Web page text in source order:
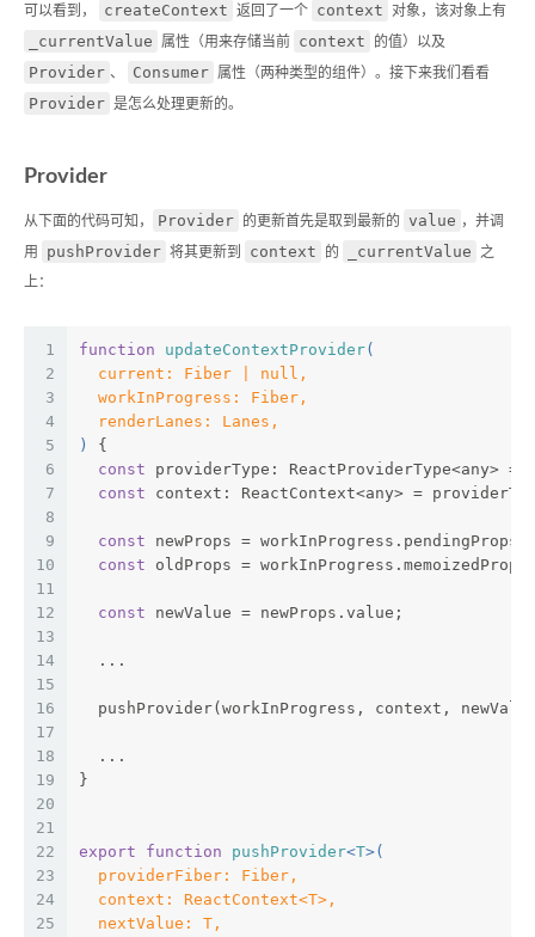
可以看到， createContext 返回了一个 context 对象，该对象上有
_currentValue 属性（用来存储当前 context 的值）以及
Provider 、 Consumer 属性（两种类型的组件）。接下来我们看看
Provider 是怎么处理更新的。
Provider
从下面的代码可知， Provider 的更新首先是取到最新的 value ，并调
用 pushProvider 将其更新到 context 的 _currentValue 之
上：
1
2
3
4
5
6
7
8
9
10
11
12
13
14
15
16
17
18
19
20
21
22
23
24
25
function updateContextProvider(
  current: Fiber | null,
  workInProgress: Fiber,
  renderLanes: Lanes,
) {
const providerType: ReactProviderType<any> =
const context: ReactContext<any> =
const newProps = workInProgress.pendingProps;
const oldProps =
const newValue = newProps.value;
  ...
pushProvider(workInProgress, context,
  ...
}
export function pushProvider<T>(
  providerFiber: Fiber,
  context: ReactContext<T>,
  nextValue: T,